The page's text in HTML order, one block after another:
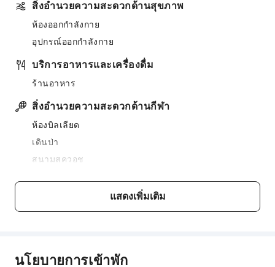
สิ่งอำนวยความสะดวกด้านสุขภาพ
ห้องออกกำลังกาย
อุปกรณ์ออกกำลังกาย
บริการอาหารและเครื่องดื่ม
ร้านอาหาร
สิ่งอำนวยความสะดวกด้านกีฬา
ห้องบิลเลียด
เดินป่า
สนามสควอช
เรือคายัค
อินเทอร์เน็ตไร้สายส่วนกลาง
แสดงเพิ่มเติม
นโยบายการเข้าพัก